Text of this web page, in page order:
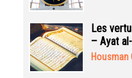
Les
– Ayat
Housman